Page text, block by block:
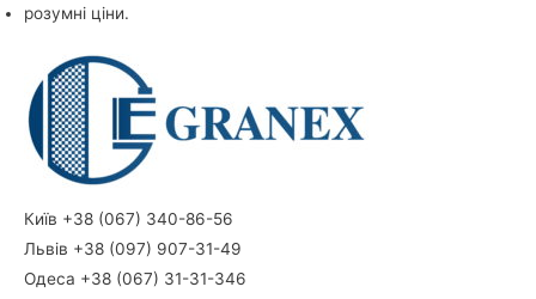
розумні ціни.
Київ +38 (067) 340-86-56
Львів +38 (097) 907-31-49
Одеса +38 (067) 31-31-346